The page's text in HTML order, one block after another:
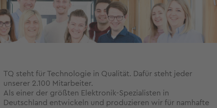
TQ steht für Technologie in Qualität. Dafür steht jeder
unserer 2.100 Mitarbeiter.
Als einer der größten Elektronik-Spezialisten in
Deutschland entwickeln und produzieren wir für namhafte